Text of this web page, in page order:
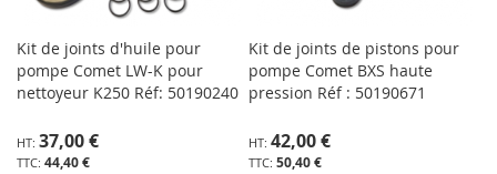
Kit de joints d'huile pour
pompe Comet LW-K pour
nettoyeur K250 Réf: 50190240
44,40 €
37,00 €
Kit de joints de pistons pour
pompe Comet BXS haute
pression Réf : 50190671
50,40 €
42,00 €